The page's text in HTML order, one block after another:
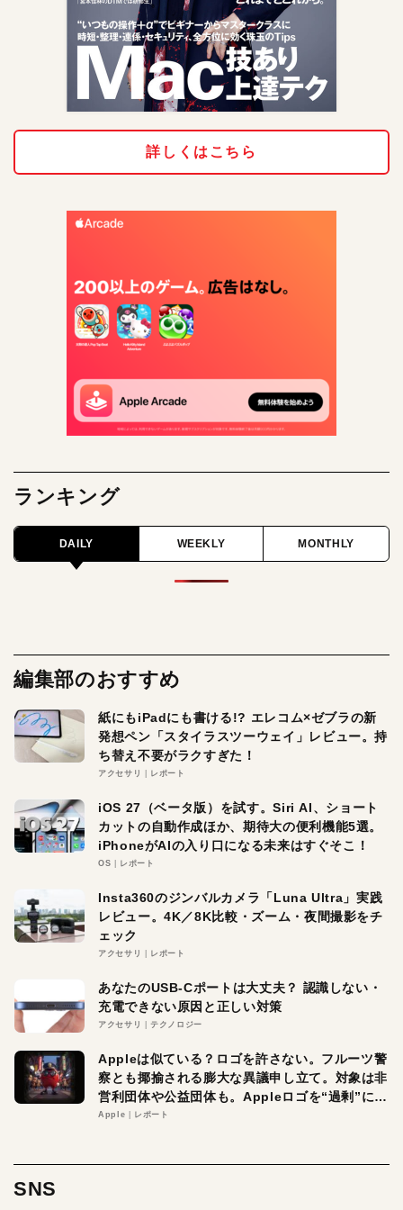
詳しくはこちら
ランキング
DAILY WEEKLY MONTHLY
編集部のおすすめ
紙にもiPadにも書ける!? エレコム×ゼブラの新
発想ペン「スタイラスツーウェイ」レビュー。持
ち替え不要がラクすぎた！
アクセサリ レポート
iOS 27（ベータ版）を試す。Siri AI、ショート
カットの自動作成ほか、期待大の便利機能5選。
iPhoneがAIの入り口になる未来はすぐそこ！
OS レポート
Insta360のジンバルカメラ「Luna Ultra」実践
レビュー。4K／8K比較・ズーム・夜間撮影をチ
ェック
アクセサリ レポート
あなたのUSB-Cポートは大丈夫？ 認識しない・
充電できない原因と正しい対策
アクセサリ テクノロジー
Appleは似ている？ロゴを許さない。フルーツ警
察とも揶揄される膨大な異議申し立て。対象は非
営利団体や公益団体も。Appleロゴを“過剰”に守
る理由とは
Apple レポート
SNS